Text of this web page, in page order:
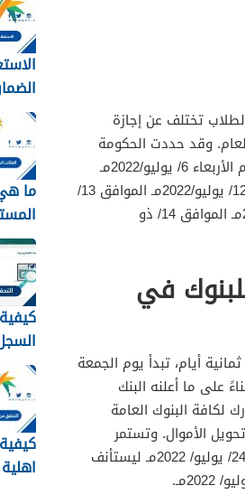
تختلف عن إجازة
وقد حددت الحكومة
السعودية إجازة عيد الأضحى المبارك بستة أيام تبدأ مع نهاية يوم الأربعاء 6/ يوليو/2022مـ
الموافق 7/ ذو الحجة/ 1443هـ وتنتهي الإجازة يوم الثلاثاء بتاريخ 12/ يوليو/2022مـ الموافق 13/
ذو الحجة/1443ه. حيث يستأنف العمل يوم الأربعاء 13/ يوليو/ 2022مـ الموافق 14/ ذو
الأضحى الرسمية 2022 للبنوك في
أيام، تبدأ يوم الجمعة
16/ يوليو/ 2022مـ، وذلك بناءً على ما أعلنه البنك
لكافة البنوك العامة
الأموال. وتستمر
العطلة حتى يوم السبت الموافق 14/ ذو الحجة/ 1443هـ الموافق 24/ يوليو/ 2022مـ ليستأنف
برقم
ما
الجديد 1448
الهوية